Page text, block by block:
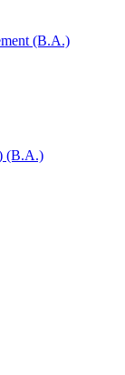
(B.A.)
(B.A.)